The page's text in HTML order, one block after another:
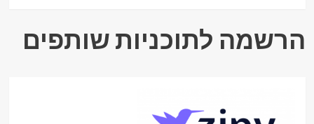
הרשמה לתוכניות שותפים